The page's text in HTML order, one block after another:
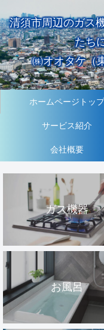
清須市周辺のガス
たち
㈱オオタケ（
ホームページトップ
サービス紹介
会社概要
ガス機器
お風呂